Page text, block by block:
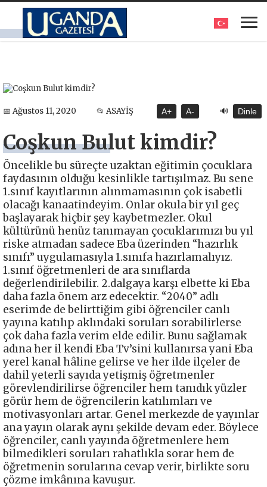
📅 Ağustos 11, 2020 📂 ASAYİŞ A+ A- 🔊 Dinle
Coşkun Bulut kimdir?
Öncelikle bu süreçte uzaktan eğitimin çocuklara
faydasının olduğu kesinlikle tartışılmaz. Bu sene
1.sınıf kayıtlarının alınmamasının çok isabetli
olacağı kanaatindeyim. Onlar okula bir yıl geç
başlayarak hiçbir şey kaybetmezler. Okul
kültürünü henüz tanımayan çocuklarımızı bu yıl
riske atmadan sadece Eba üzerinden “hazırlık
sınıfı” uygulamasıyla 1.sınıfa hazırlamalıyız.
1.sınıf öğretmenleri de ara sınıflarda
değerlendirilebilir. 2.dalgaya karşı elbette ki Eba
daha fazla önem arz edecektir. “2040” adlı
eserimde de belirttiğim gibi öğrenciler canlı
yayına katılıp aklındaki soruları sorabilirlerse
çok daha fazla verim elde edilir. Bunu sağlamak
adına her il kendi Eba Tv’sini kullanırsa yani Eba
yerel kanal hâline gelirse ve her ilde ilçeler de
dahil yeterli sayıda yetişmiş öğretmenler
görevlendirilirse öğrenciler hem tanıdık yüzler
görür hem de öğrencilerin katılımları ve
motivasyonları artar. Genel merkezde de yayınlar
ana yayın olarak aynı şekilde devam eder. Böylece
öğrenciler, canlı yayında öğretmenlere hem
bilmedikleri soruları rahatlıkla sorar hem de
öğretmenin sorularına cevap verir, birlikte soru
çözme imkânına kavuşur.